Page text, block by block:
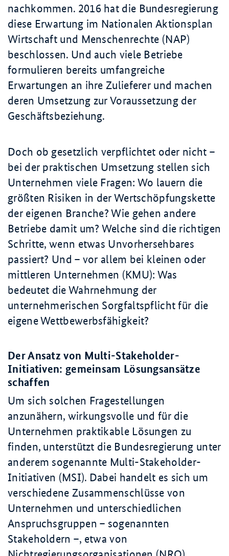
nachkommen. 2016 hat die Bundesregierung
diese Erwartung im Nationalen Aktionsplan
Wirtschaft und Menschenrechte (NAP)
beschlossen. Und auch viele Betriebe
formulieren bereits umfangreiche
Erwartungen an ihre Zulieferer und machen
deren Umsetzung zur Voraussetzung der
Geschäftsbeziehung.
Doch ob gesetzlich verpflichtet oder nicht –
bei der praktischen Umsetzung stellen sich
Unternehmen viele Fragen: Wo lauern die
größten Risiken in der Wertschöpfungskette
der eigenen Branche? Wie gehen andere
Betriebe damit um? Welche sind die richtigen
Schritte, wenn etwas Unvorhersehbares
passiert? Und – vor allem bei kleinen oder
mittleren Unternehmen (KMU): Was
bedeutet die Wahrnehmung der
unternehmerischen Sorgfaltspflicht für die
eigene Wettbewerbsfähigkeit?
Der Ansatz von Multi-Stakeholder-
Initiativen: gemeinsam Lösungsansätze
schaffen
Um sich solchen Fragestellungen
anzunähern, wirkungsvolle und für die
Unternehmen praktikable Lösungen zu
finden, unterstützt die Bundesregierung unter
anderem sogenannte Multi-Stakeholder-
Initiativen (MSI). Dabei handelt es sich um
verschiedene Zusammenschlüsse von
Unternehmen und unterschiedlichen
Anspruchsgruppen – sogenannten
Stakeholdern –, etwa von